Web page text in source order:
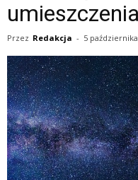
Przez Redakcja - 5